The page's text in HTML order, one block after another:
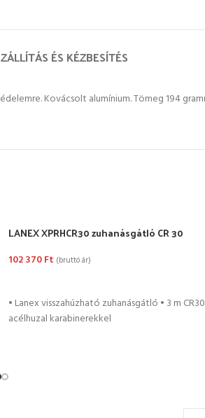
ÉS KÉZBESÍTÉS
Kovácsolt alumínium. Tömeg 194
LANEX XPRHCR30 zuhanásgátló CR 30
102 370Ft (bruttó ár)
• Lanex visszahúzható zuhanásgátló • 3 m CR30
acélhuzal karabinerekkel